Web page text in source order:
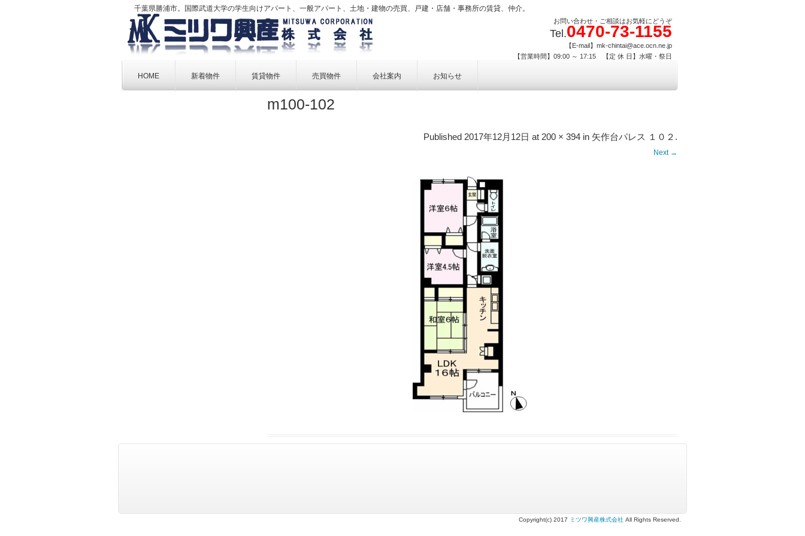
千葉県勝浦市。国際武道大学の学生向けアパート、一般アパート、土地・建物の売買、戸建・店舗・事務所の賃貸、仲介。
お問い合わせ・ご相談はお気軽にどうぞ
Tel.0470-73-1155
【E-mail】mk-chintai@ace.ocn.ne.jp
【営業時間】09:00 ～ 17:15 【定 休 日】水曜・祭日
contentHOME 新着物件 賃貸物件
賃貸物件一覧
売買物件
売買物件一覧
会社案内
お問い合せ
お知らせ
m100-102
Published 2017年12月12日 at 200 × 394 in 矢作台パレス １０２ .
Next →
Copyright(c) 2017 ミツワ興産株式会社 All Rights Reserved.